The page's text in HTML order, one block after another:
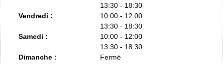
13:30 - 18:30
Vendredi :
10:00 - 12:00
13:30 - 18:30
Samedi :
10:00 - 12:00
13:30 - 18:30
Dimanche :
Fermé